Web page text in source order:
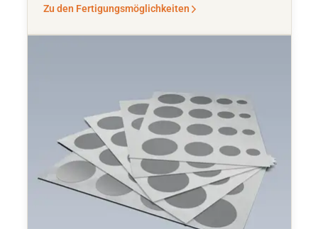
Zu den Fertigungsmöglichkeiten